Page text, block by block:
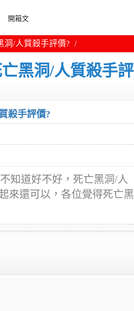
開箱文
洞/人質殺手評價?
黑洞/人質殺手評
殺手評價?
知道好不好，死亡黑洞/人
來還可以，各位覺得死亡黑